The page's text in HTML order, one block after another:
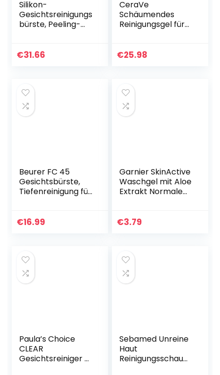
Silikon-
Gesichtsreinigungs
bürste, Peeling-
Elektrische USB-
€31.66
CeraVe
Schäumendes
Reinigungsgel für
bis fettige Haut,
€25.98
Beurer FC 45
Gesichtsbürste,
Tiefenreinigung für
Rotation für jeden
€16.99
Garnier SkinActive
Waschgel mit Aloe
Extrakt Normale
€3.79
Paula’s Choice
CLEAR
Gesichtsreiniger –
Sebamed Unreine
Haut
Reinigungsschaum,